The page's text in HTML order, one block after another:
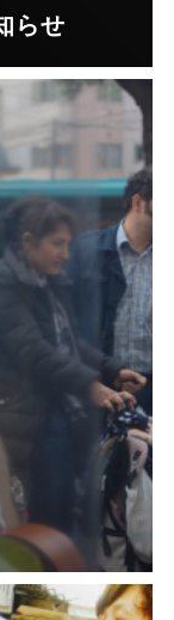
らせ